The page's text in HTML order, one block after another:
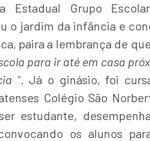
Estadual Grupo
o jardim da infância e
paira a lembrança de que
para ir até em casa
”. Já o ginásio, foi
Colégio São
estudante,
os alunos